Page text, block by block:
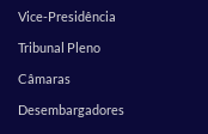
Vice-Presidência
Tribunal Pleno
Câmaras
Desembargadores